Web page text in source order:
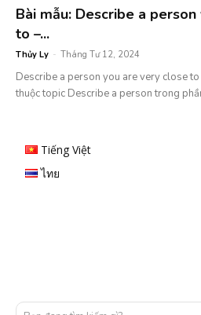
Bài mẫu: Describe a
to –...
Thủy Ly - Tháng Tư 12, 2024
Describe a person you are very close
thuộc topic Describe a person trong
Tiếng Việt
ไทย